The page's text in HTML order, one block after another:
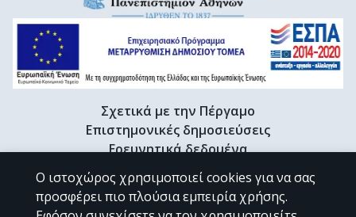
Σχετικά με την Πέργαμο
Επιστημονικές δημοσιεύσεις
Ερευνητικά δεδομένα
Διδακτορικές διατριβές & Γκρίζα βιβλιογραφία
Προφίλ Ερευνητή
Ο ιστοχώρος χρησιμοποιεί cookies για να σας
προσφέρει πιο πλούσια εμπειρία χρήσης.